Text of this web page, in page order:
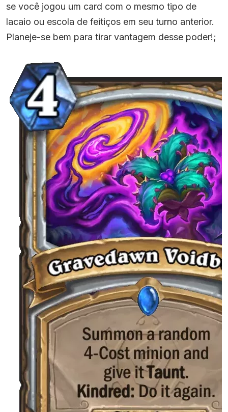
se você jogou um card com o mesmo tipo de
lacaio ou escola de feitiços em seu turno anterior.
Planeje-se bem para tirar vantagem desse poder!;